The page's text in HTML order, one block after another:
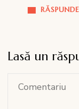
RĂSPUNDE
Lasă un